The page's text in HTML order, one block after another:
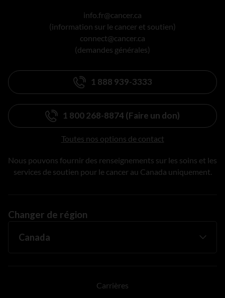
info.fr@cancer.ca
(information sur le cancer et soutien)
connect@cancer.ca
(demandes générales)
1 888 939-3333
1 800 268-8874 (Faire un don)
Toutes nos options de contact
Nous pouvons fournir des renseignements sur les soins et les
services de soutien pour le cancer au Canada uniquement.
Changer de région
Carrières